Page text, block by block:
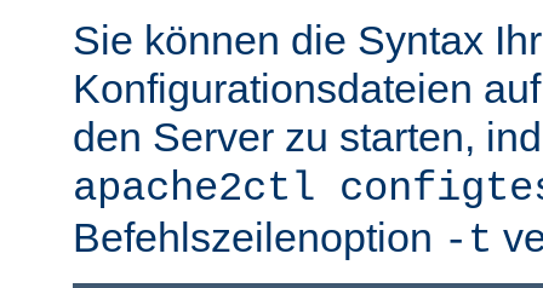
Sie können die Syntax
Konfigurationsdateien
den Server zu starten,
apache2ctl
Befehlszeilenoption -t